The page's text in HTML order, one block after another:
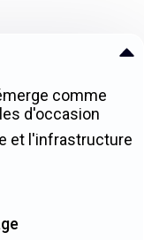
comme
d'occasion
et l'infrastructure